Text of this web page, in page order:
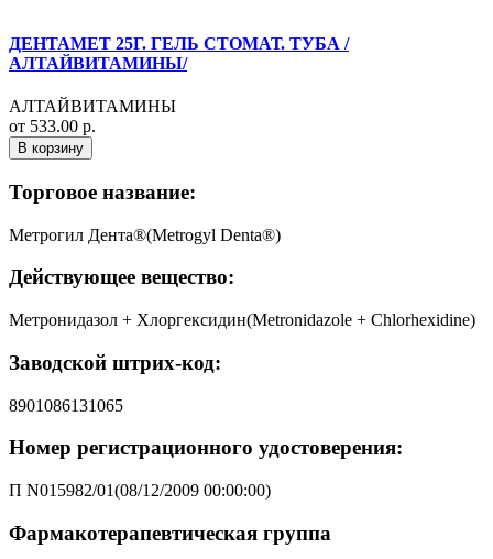
ДЕНТАМЕТ 25Г. ГЕЛЬ СТОМАТ. ТУБА /
АЛТАЙВИТАМИНЫ/
АЛТАЙВИТАМИНЫ
от 533.00 р.
В корзину
Торговое название:
Метрогил Дента®(Metrogyl Denta®)
Действующее вещество:
Метронидазол + Хлоргексидин(Metronidazole + Chlorhexidine)
Заводской штрих-код:
8901086131065
Номер регистрационного удостоверения:
П N015982/01(08/12/2009 00:00:00)
Фармакотерапевтическая группа